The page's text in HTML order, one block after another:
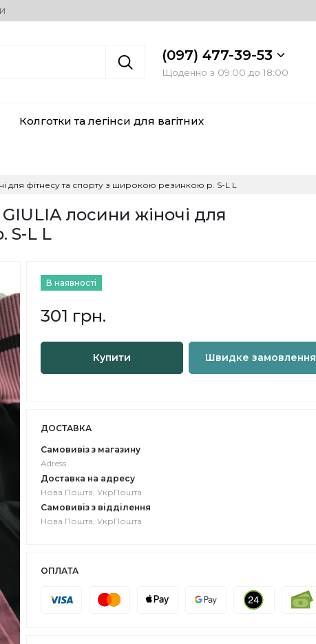
(097) 477-39-53
Щоденно з 09:00 до 18:00
Колготки та легінси для вагітних
для фітнесу та спорту з широкою резинкою р. S-L L
лосини жіночі для
S-L L
В наявності
301 грн.
Купити Швидке замовлення
ДОСТАВКА
Самовивіз з магазину
Adress
Доставка на адресу
Нова Пошта, УкрПошта
Самовивіз з відділення
Нова Пошта, УкрПошта
ОПЛАТА